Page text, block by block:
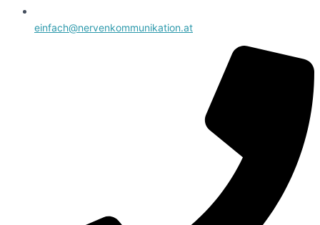
einfach@nervenkommunikation.at